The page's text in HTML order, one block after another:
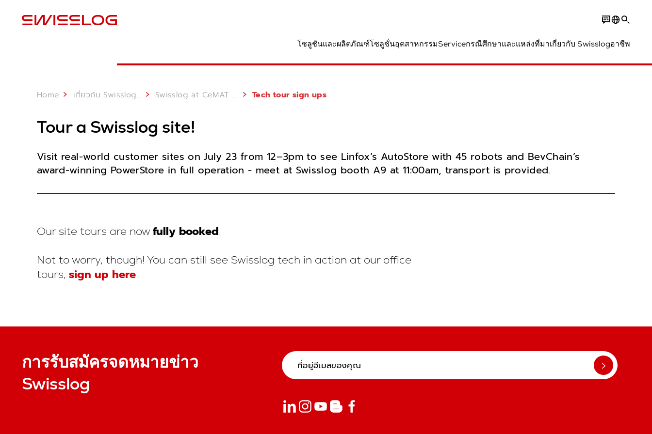
โซลูชันและผลิตภัณฑ์โซลูชั่นอุตสาหกรรมServiceกรณีศึกษาและแหล่งที่มาเกี่ยวกับ Swisslogอาชีพ
Home เกี่ยวกับ Swisslog... Swisslog at CeMAT Australia 2025: 22 - 24 July Tech tour sign ups
Tour a Swisslog site!
Visit real-world customer sites on July 23 from 12–3pm to see Linfox’s AutoStore with 45 robots and BevChain’s
award-winning PowerStore in full operation - meet at Swisslog booth A9 at 11:00am, transport is provided.
Our site tours are now fully booked.
Not to worry, though! You can still see Swisslog tech in action at our office
tours, sign up here.
การรับสมัครจดหมายข่าว
Swisslog